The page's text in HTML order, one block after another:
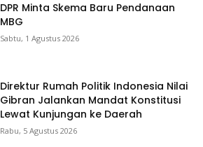
DPR Minta Skema Baru Pendanaan
MBG
Sabtu, 1 Agustus 2026
Direktur Rumah Politik Indonesia Nilai
Gibran Jalankan Mandat Konstitusi
Lewat Kunjungan ke Daerah
Rabu, 5 Agustus 2026